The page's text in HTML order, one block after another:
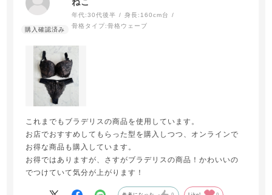
年代:30代後半 身長: 160cm台
骨格タイプ:骨格ウェーブ
これまでもブラデリスの商品を使用しています。
お店でおすすめしてもらった型を購入しつつ、オンラインで
お得な商品も購入しています。
お得ではありますが、さすがブラデリスの商品！かわいいの
でつけていて気分が上がります！